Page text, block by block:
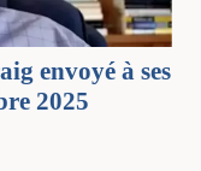
envoyé à ses
2025